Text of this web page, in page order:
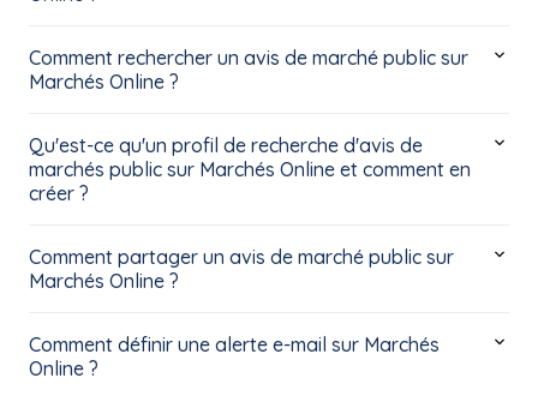
Comment rechercher un avis de marché public sur
Marchés Online ?
Qu'est-ce qu'un profil de recherche d'avis de
marchés public sur Marchés Online et comment en
créer ?
Comment partager un avis de marché public sur
Marchés Online ?
Comment définir une alerte e-mail sur Marchés
Online ?